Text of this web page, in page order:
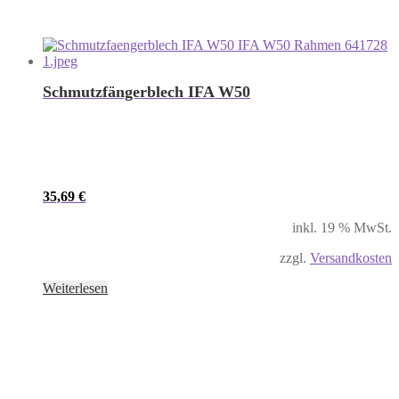
Schmutzfängerblech IFA W50
35,69 €
inkl. 19 % MwSt.
zzgl. Versandkosten
Weiterlesen